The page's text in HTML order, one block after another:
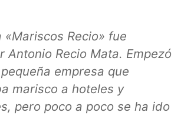
«Mariscos Recio» fue
Antonio Recio Mata. Empezó
empresa que
marisco a hoteles y
pero poco a poco se ha ido